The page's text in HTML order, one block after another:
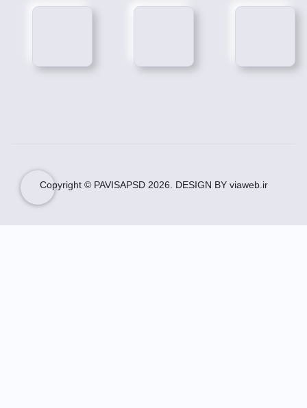
Copyright © PAVISAPSD 2026 . DESIGN BY viaweb.ir